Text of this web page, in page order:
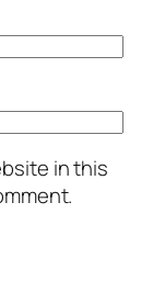
in this